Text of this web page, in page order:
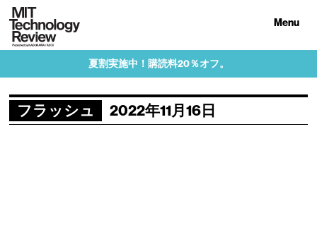
Menu
夏割実施中！購読料20％オフ。
フラッシュ 2022年11月16日